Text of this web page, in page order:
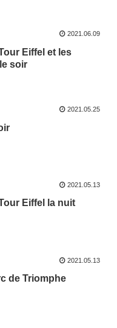
2021.06.09
Eiffel et les
soir
2021.05.25
2021.05.13
Eiffel la nuit
2021.05.13
de Triomphe